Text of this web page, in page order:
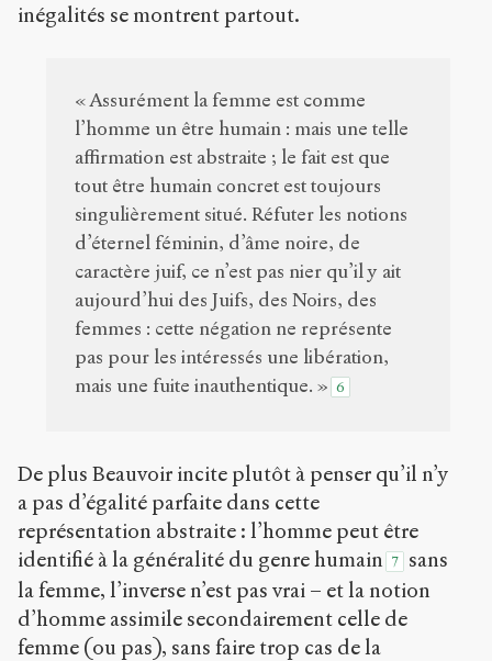
inégalités se montrent partout.
« Assurément la femme est comme
l’homme un être humain : mais une telle
affirmation est abstraite ; le fait est que
tout être humain concret est toujours
singulièrement situé. Réfuter les notions
d’éternel féminin, d’âme noire, de
caractère juif, ce n’est pas nier qu’il y ait
aujourd’hui des Juifs, des Noirs, des
femmes : cette négation ne représente
pas pour les intéressés une libération,
mais une fuite inauthentique. » 6
De plus Beauvoir incite plutôt à penser qu’il n’y
a pas d’égalité parfaite dans cette
représentation abstraite : l’homme peut être
identifié à la généralité du genre humain 7 sans
la femme, l’inverse n’est pas vrai – et la notion
d’homme assimile secondairement celle de
femme (ou pas), sans faire trop cas de la